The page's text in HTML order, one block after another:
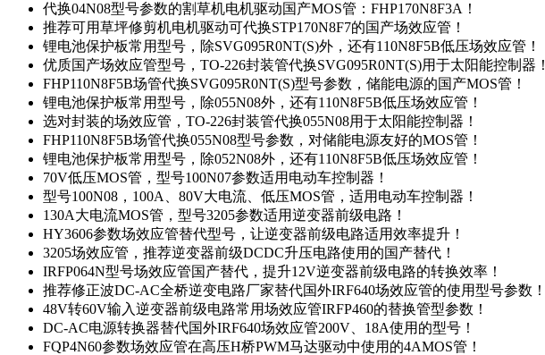
代换04N08型号参数的割草机电机驱动国产MOS管：FHP170N8F3A！
推荐可用草坪修剪机电机驱动可代换STP170N8F7的国产场效应管！
锂电池保护板常用型号，除SVG095R0NT(S)外，还有110N8F5B低压场效应管！
优质国产场效应管型号，TO-226封装管代换SVG095R0NT(S)用于太阳能控制器！
FHP110N8F5B场管代换SVG095R0NT(S)型号参数，储能电源的国产MOS管！
锂电池保护板常用型号，除055N08外，还有110N8F5B低压场效应管！
选对封装的场效应管，TO-226封装管代换055N08用于太阳能控制器！
FHP110N8F5B场管代换055N08型号参数，对储能电源友好的MOS管！
锂电池保护板常用型号，除052N08外，还有110N8F5B低压场效应管！
70V低压MOS管，型号100N07参数适用电动车控制器！
型号100N08，100A、80V大电流、低压MOS管，适用电动车控制器！
130A大电流MOS管，型号3205参数适用逆变器前级电路！
HY3606参数场效应管替代型号，让逆变器前级电路适用效率提升！
3205场效应管，推荐逆变器前级DCDC升压电路使用的国产替代！
IRFP064N型号场效应管国产替代，提升12V逆变器前级电路的转换效率！
推荐修正波DC-AC全桥逆变电路厂家替代国外IRF640场效应管的使用型号参数！
48V转60V输入逆变器前级电路常用场效应管IRFP460的替换管型参数！
DC-AC电源转换器替代国外IRF640场效应管200V、18A使用的型号！
FQP4N60参数场效应管在高压H桥PWM马达驱动中使用的4AMOS管！